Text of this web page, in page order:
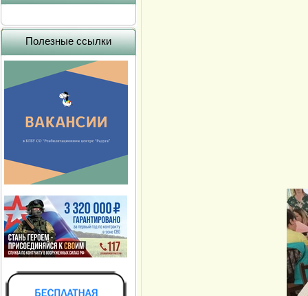
Полезные ссылки